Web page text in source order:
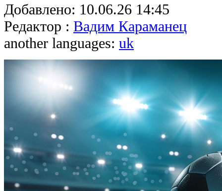
Добавлено: 10.06.26 14:45
Редактор : Вадим Караманец
another languages: uk